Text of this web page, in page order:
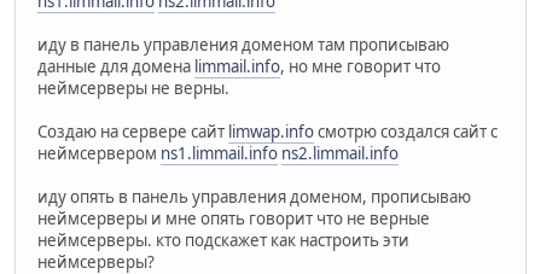
иду в панель управления доменом там прописываю
данные для домена limmail.info, но мне говорит что
неймсерверы не верны.
Создаю на сервере сайт limwap.infoсмотрю создался сайт с
неймсервером ns1.limmail.info ns2.limmail.info
иду опять в панель управления доменом, прописываю
неймсерверы и мне опять говорит что не верные
неймсерверы. кто подскажет как настроить эти
неймсерверы?